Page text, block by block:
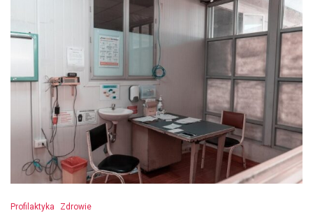
Profilaktyka Zdrowie